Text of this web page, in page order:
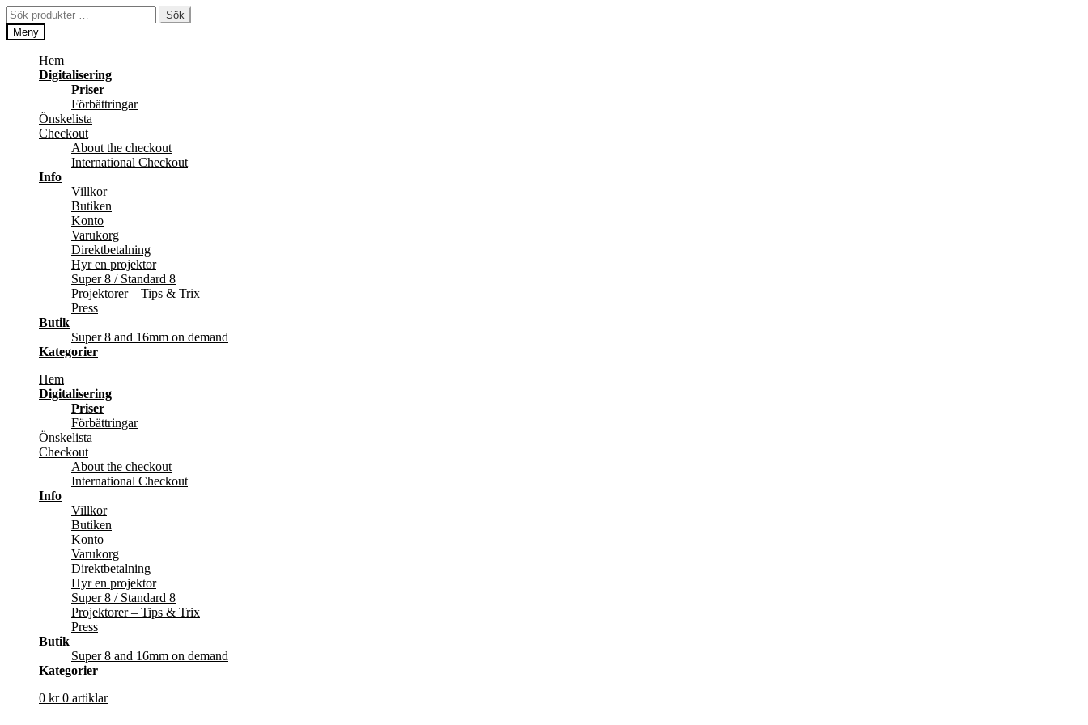
Hoppa
till
navigering
Hoppa
till
innehåll
Sök
efter:
Sök
Meny
Hem
Digitalisering
Priser
Förbättringar
Önskelista
Checkout
About the checkout
International Checkout
Info
Villkor
Butiken
Konto
Varukorg
Direktbetalning
Hyr en projektor
Super 8 / Standard 8
Projektorer – Tips & Trix
Press
Butik
Super 8 and 16mm on demand
Kategorier
Hem
Digitalisering
Priser
Förbättringar
Önskelista
Checkout
About the checkout
International Checkout
Info
Villkor
Butiken
Konto
Varukorg
Direktbetalning
Hyr en projektor
Super 8 / Standard 8
Projektorer – Tips & Trix
Press
Butik
Super 8 and 16mm on demand
Kategorier
0 kr 0 artiklar